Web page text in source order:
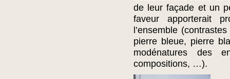
de leur façade et un
faveur apporterait
l’ensemble
pierre bleue, pierre
modénatures des
compositions, …).